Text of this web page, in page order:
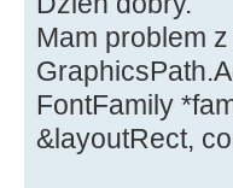
Mam problem
FontFamily
&layoutRect,